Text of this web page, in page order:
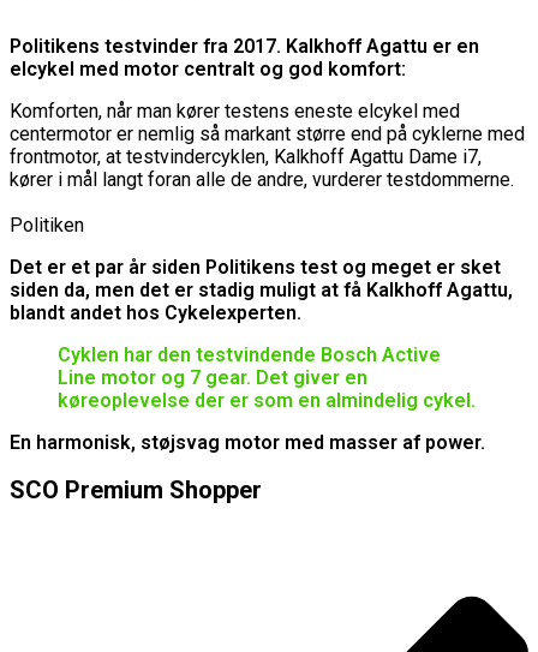
Politikens testvinder fra 2017. Kalkhoff Agattu er en
elcykel med motor centralt og god komfort:
Komforten, når man kører testens eneste elcykel med
centermotor er nemlig så markant større end på cyklerne med
frontmotor, at testvindercyklen, Kalkhoff Agattu Dame i7,
kører i mål langt foran alle de andre, vurderer testdommerne.
Politiken
Det er et par år siden Politikens test og meget er sket
siden da, men det er stadig muligt at få Kalkhoff Agattu,
blandt andet hos Cykelexperten.
Cyklen har den testvindende Bosch Active
Line motor og 7 gear. Det giver en
køreoplevelse der er som en almindelig cykel.
En harmonisk, støjsvag motor med masser af power.
SCO Premium Shopper